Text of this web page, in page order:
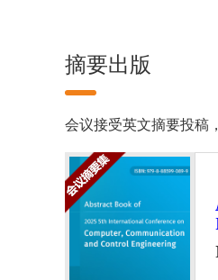
摘要出版
会议接受英文摘要投稿